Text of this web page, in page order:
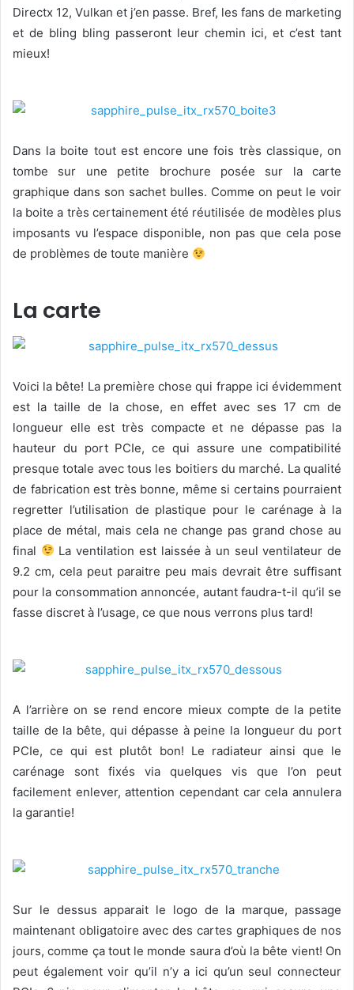
Directx 12, Vulkan et j’en passe. Bref, les fans de marketing
et de bling bling passeront leur chemin ici, et c’est tant
mieux!
Dans la boite tout est encore une fois très classique, on
tombe sur une petite brochure posée sur la carte
graphique dans son sachet bulles. Comme on peut le voir
la boite a très certainement été réutilisée de modèles plus
imposants vu l’espace disponible, non pas que cela pose
de problèmes de toute manière
La carte
Voici la bête! La première chose qui frappe ici évidemment
est la taille de la chose, en effet avec ses 17 cm de
longueur elle est très compacte et ne dépasse pas la
hauteur du port PCIe, ce qui assure une compatibilité
presque totale avec tous les boitiers du marché. La qualité
de fabrication est très bonne, même si certains pourraient
regretter l’utilisation de plastique pour le carénage à la
place de métal, mais cela ne change pas grand chose au
final
La ventilation est laissée à un seul ventilateur de
9.2 cm, cela peut paraitre peu mais devrait être suffisant
pour la consommation annoncée, autant faudra-t-il qu’il se
fasse discret à l’usage, ce que nous verrons plus tard!
A l’arrière on se rend encore mieux compte de la petite
taille de la bête, qui dépasse à peine la longueur du port
PCIe, ce qui est plutôt bon! Le radiateur ainsi que le
carénage sont fixés via quelques vis que l’on peut
facilement enlever, attention cependant car cela annulera
la garantie!
Sur le dessus apparait le logo de la marque, passage
maintenant obligatoire avec des cartes graphiques de nos
jours, comme ça tout le monde saura d’où la bête vient! On
peut également voir qu’il n’y a ici qu’un seul connecteur